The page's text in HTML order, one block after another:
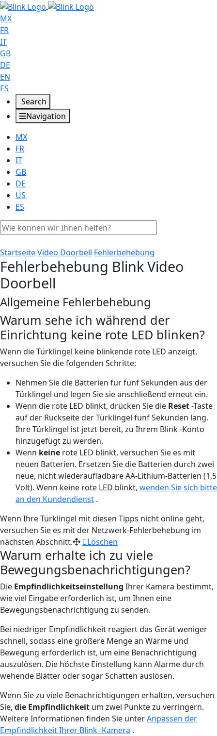
MX
FR
IT
GB
DE
EN
ES
Search
Navigation
MX
FR
IT
GB
DE
US
ES
StartseiteVideo Doorbell Fehlerbehebung
Fehlerbehebung Blink Video
Doorbell
Allgemeine Fehlerbehebung
Warum sehe ich während der
Einrichtung keine rote LED blinken?
Wenn die Türklingel keine blinkende rote LED anzeigt,
versuchen Sie die folgenden Schritte:
Nehmen Sie die Batterien für fünf Sekunden aus der
Türklingel und legen Sie sie anschließend erneut ein.
Wenn die rote LED blinkt, drücken Sie die Reset-Taste
auf der Rückseite der Türklingel fünf Sekunden lang.
Ihre Türklingel ist jetzt bereit, zu Ihrem Blink -Konto
hinzugefügt zu werden.
Wenn keine rote LED blinkt, versuchen Sie es mit
neuen Batterien. Ersetzen Sie die Batterien durch zwei
neue, nicht wiederaufladbare AA-Lithium-Batterien (1,5
Volt). Wenn keine rote LED blinkt, wenden Sie sich bitte
an den Kundendienst .
Wenn Ihre Türklingel mit diesen Tipps nicht online geht,
versuchen Sie es mit der Netzwerk-Fehlerbehebung im
nächsten Abschnitt.
Löschen
Warum erhalte ich zu viele
Bewegungsbenachrichtigungen?
Die Empfindlichkeitseinstellung Ihrer Kamera bestimmt,
wie viel Eingabe erforderlich ist, um Ihnen eine
Bewegungsbenachrichtigung zu senden.
Bei niedriger Empfindlichkeit reagiert das Gerät weniger
schnell, sodass eine größere Menge an Wärme und
Bewegung erforderlich ist, um eine Benachrichtigung
auszulösen. Die höchste Einstellung kann Alarme durch
wehende Blätter oder sogar Schatten auslösen.
Wenn Sie zu viele Benachrichtigungen erhalten, versuchen
Sie, die Empfindlichkeit um zwei Punkte zu verringern.
Weitere Informationen finden Sie unterAnpassen der
Empfindlichkeit Ihrer Blink -Kamera .